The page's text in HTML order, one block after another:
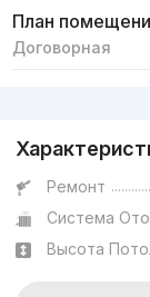
План
Договорная
Ремонт
Система
Высота